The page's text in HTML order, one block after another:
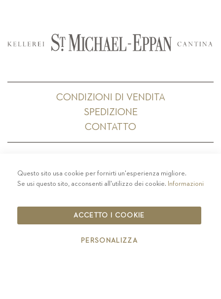
CONDIZIONI DI VENDITA
SPEDIZIONE
CONTATTO
PRIVACY-COLOPHON - COOKIE POLICY
CODICE ETICO
IT00126670215
Questo sito usa cookie per fornirti un'esperienza migliore.
Se usi questo sito, acconsenti all'utilizzo dei cookie. Informazioni
ACCETTO I COOKIE
PERSONALIZZA